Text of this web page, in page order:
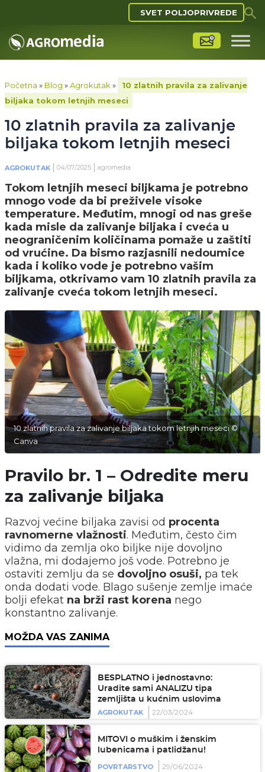
SVET POLJOPRIVREDE
Početna » Blog »Agrokutak »
10 zlatnih pravila za zalivanje
biljaka tokom letnjih meseci
10 zlatnih pravila za zalivanje
biljaka tokom letnjih meseci
AGROKUTAK 04/07/2025 agromedia
Tokom letnjih meseci biljkama je potrebno
mnogo vode da bi preživele visoke
temperature. Međutim, mnogi od nas greše
kada misle da zalivanje biljaka i cveća u
neograničenim količinama pomaže u zaštiti
od vrućine. Da bismo razjasnili nedoumice
kada i koliko vode je potrebno vašim
biljkama, otkrivamo vam 10 zlatnih pravila za
zalivanje cveća tokom letnjih meseci.
10 zlatnih pravila za zalivanje biljaka tokom letnjih meseci ©
Canva
Pravilo br. 1 – Odredite meru
za zalivanje biljaka
Razvoj većine biljaka zavisi od procenta
ravnomerne vlažnosti. Međutim, često čim
vidimo da zemlja oko biljke nije dovoljno
vlažna, mi dodajemo još vode. Potrebno je
ostaviti zemlju da se dovoljno osuši, pa tek
onda dodati vode. Blago sušenje zemlje imaće
bolji efekat na brži rast korena nego
konstantno zalivanje.
MOŽDA VAS ZANIMA
BESPLATNO i jednostavno:
Uradite sami ANALIZU tipa
zemljišta u kućnim uslovima
AGROKUTAK
22/03/2024
MITOVI o muškim i ženskim
lubenicama i patlidžanu!
POVRTARSTVO 29/06/2024